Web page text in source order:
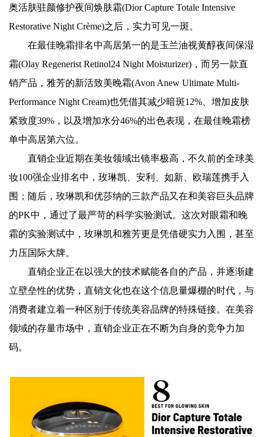
奥活肤驻颜修护夜间焕肤霜(Dior Capture Totale Intensive
Restorative Night Crème)之后，实力可见一斑。
在最佳晚霜排名中高居第一的是玉兰油视黄醇夜间保湿
霜(Olay Regenerist Retinol24 Night Moisturizer)，而另一款直
销产品，雅芳的新活致美晚霜(Avon Anew Ultimate Multi-
Performance Night Cream)也凭借其减少暗斑12%、增加皮肤
紧致度39%，以及增加水分46%的出色表现，在最佳晚霜榜
单中高居第六位。
直销企业近期在美妆领域出镜率极高，不久前的全球美
妆100强企业排名中，玫琳凯、安利、如新、欧瑞莲携手入
围；随后，玫琳凯和优莎纳的三款产品又在和美容巨头品牌
的PK中，通过了最严苛的科学实验测试。这次对眼霜和晚
霜的实验测试中，玫琳凯和雅芳更是凭借硬实力入围，甚至
力压国际大牌。
直销企业正在以强大的技术赋能各自的产品，并逐渐建
立壁垒性的优势，直销文化也在这个信息量爆棚的时代，与
消费者建立着一种区别于传统美容品牌的特殊链接。在美容
领域的存量市场中，直销企业正在不断为自身的竞争力加
码。